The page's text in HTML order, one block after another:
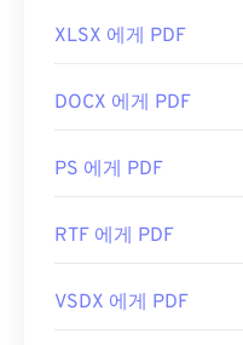
adobe/about-adobe-
XLSX 에게 PDF
DOCX 에게 PDF
PS 에게 PDF
RTF 에게 PDF
VSDX 에게 PDF